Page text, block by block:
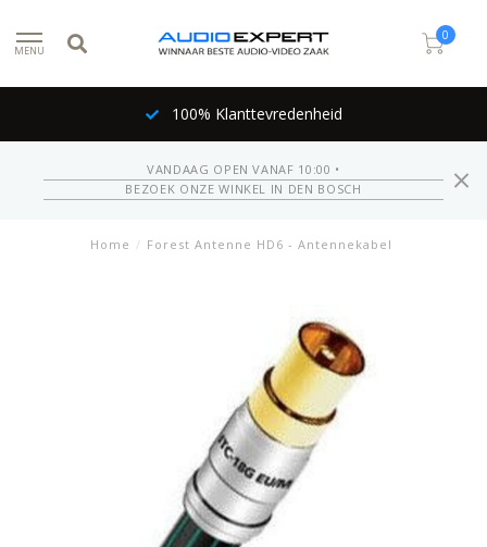
MENU
0
100% Klanttevredenheid
VANDAAG OPEN VANAF 10:00 •
BEZOEK ONZE WINKEL IN DEN BOSCH
Home / Forest Antenne HD6 - Antennekabel